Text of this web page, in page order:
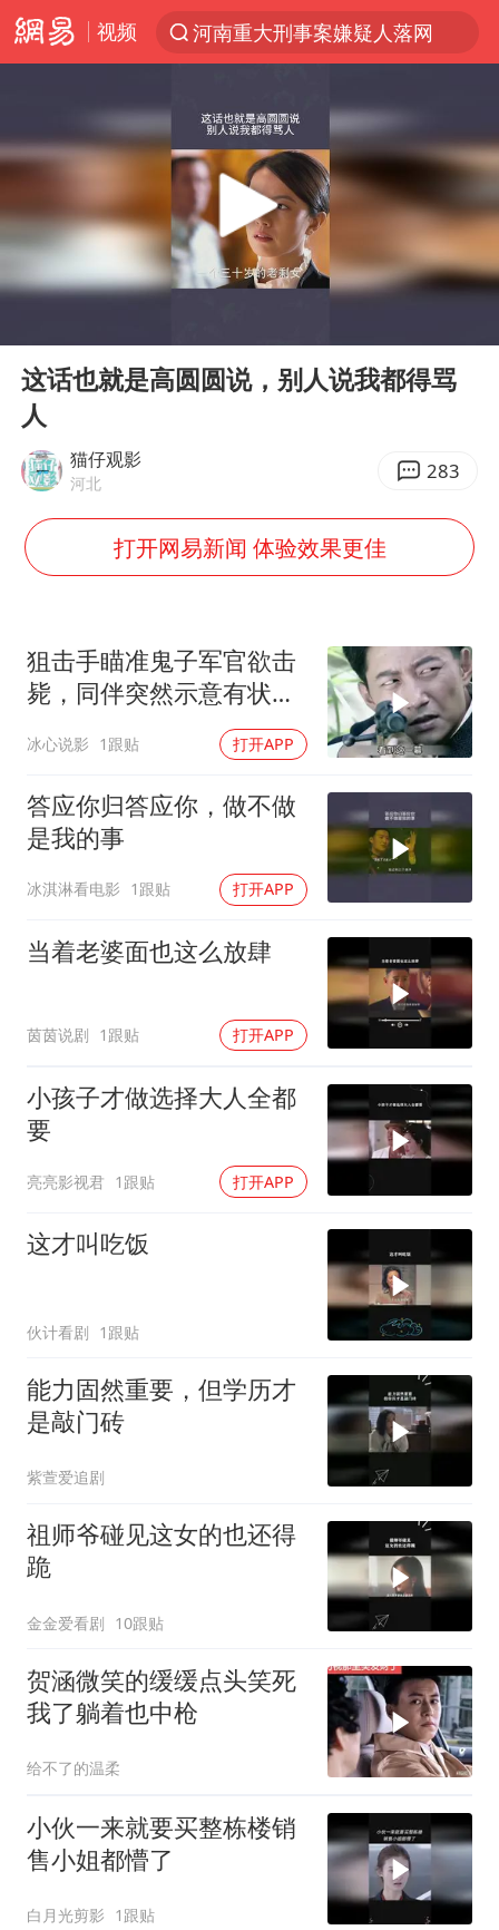
视频
河南重大刑事案嫌疑人落网
金饰克价一夜涨回1300元
视频丨中国东方电气集团原党组副书记、董事宋致远被查
梁家辉：到内地拍戏不是北上是回归
酒店回应车内过夜被收150元
牛津大学一纸声明甩不了锅
浙江台州《告全体市民书》
香港宏福苑火灾或由烟头引起
“不怕六爷挂得多 就怕六爷挂一颗”
多个明星演唱会取消
36岁男演员成景区NPC后人气爆棚
人民的健康、体质、幸福一脉相承
Play
这话也就是高圆圆说，别人说我都得骂
人
猫仔观影
河北 283
打开网易新闻 体验效果更佳
狙击手瞄准鬼子军官欲击
毙，同伴突然示意有状
况，鬼子胸前藏着钢板
冰心说影 1跟贴 打开APP
答应你归答应你，做不做
是我的事
冰淇淋看电影 1跟贴 打开APP
当着老婆面也这么放肆
茵茵说剧 1跟贴 打开APP
小孩子才做选择大人全都
要
亮亮影视君 1跟贴 打开APP
这才叫吃饭
伙计看剧 1跟贴
能力固然重要，但学历才
是敲门砖
紫萱爱追剧
祖师爷碰见这女的也还得
跪
金金爱看剧 10跟贴
贺涵微笑的缓缓点头笑死
我了躺着也中枪
给不了的温柔
小伙一来就要买整栋楼销
售小姐都懵了
白月光剪影 1跟贴